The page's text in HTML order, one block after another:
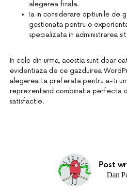
alegerea finala.
Ia in considerare optiunile de
gestionata pentru o
specializata in administrarea
In cele din urma, acestia sunt doar
evidentiaza de ce gazduirea
alegerea ta preferata pentru a-ti
reprezentand combinatia perfecta
satisfactie.
Post
Dan